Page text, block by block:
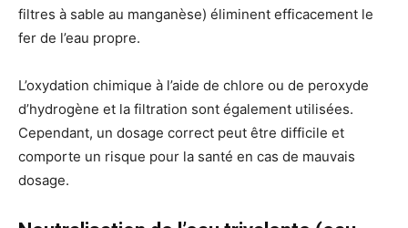
filtres à sable au manganèse) éliminent efficacement le
fer de l’eau propre.
L’oxydation chimique à l’aide de chlore ou de peroxyde
d’hydrogène et la filtration sont également utilisées.
Cependant, un dosage correct peut être difficile et
comporte un risque pour la santé en cas de mauvais
dosage.